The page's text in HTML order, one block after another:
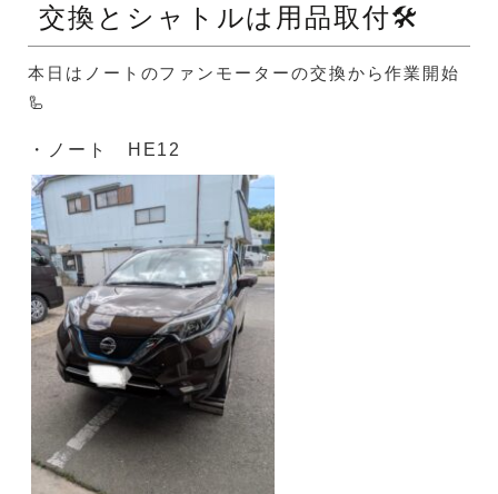
交換とシャトルは用品取付🛠️
本日はノートのファンモーターの交換から作業開始
🦾
・ノート HE12